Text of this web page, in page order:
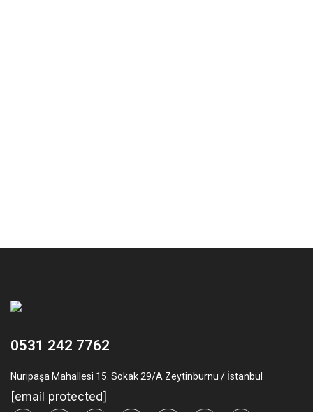
0531 242 7762
Nuripaşa Mahallesi 15. Sokak 29/A Zeytinburnu / İstanbul
[email protected]